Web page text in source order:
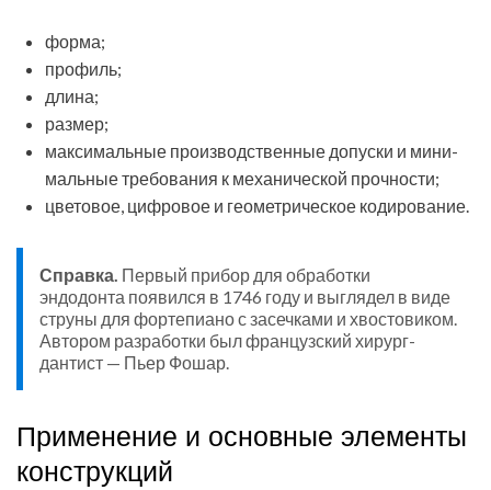
форма;
профиль;
дли­на;
размер;
максимальные про­изводственные допуски и мини­
мальные требования к механи­ческой прочности;
цветовое, цифровое и геометрическое ко­дирование.
Справка. Первый прибор для обработки
эндодонта появился в 1746 году и выглядел в виде
струны для фортепиано с засечками и хвостовиком.
Автором разработки был французский хирург-
дантист — Пьер Фошар.
Применение и основные элементы
конструкций